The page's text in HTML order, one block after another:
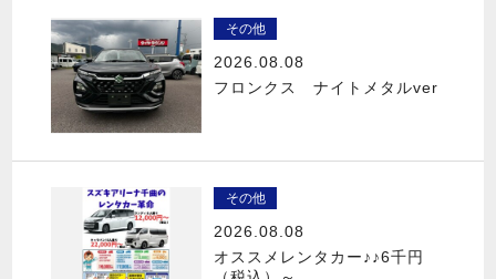
その他
2026.08.08
フロンクス ナイトメタルver
その他
2026.08.08
オススメレンタカー♪♪6千円